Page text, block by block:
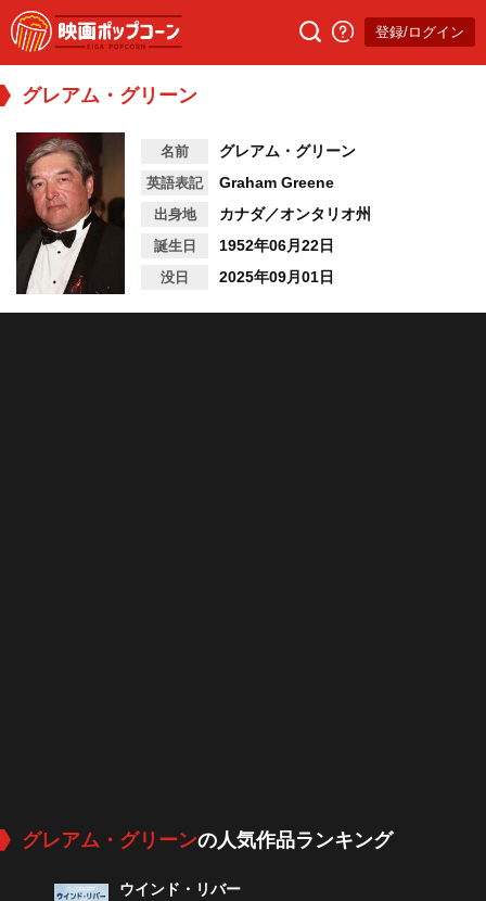
登録/ログイン
グレアム・グリーン
名前 グレアム・グリーン
英語表記 Graham Greene
出身地 カナダ／オンタリオ州
誕生日 1952年06月22日
没日 2025年09月01日
グレアム・グリーンの人気作品ランキング
ウインド・リバー